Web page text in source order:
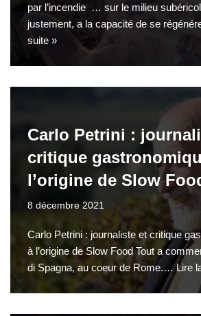
par l’incendie … sur le milieu
justement, a la capacité de se
suite »
Carlo Petrini :
critique
l’origine de Slow
8 décembre 2021
Carlo Petrini : journaliste et critique
à l’origine de Slow Food Tout a
di Spagna, au coeur de Rome.…Lire